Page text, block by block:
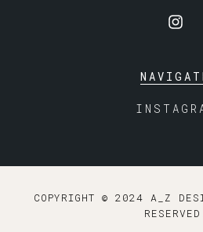
COPYRIGHT © 2024 A_Z
RESERVED